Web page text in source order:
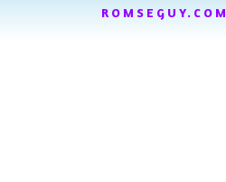
ROMSEGUY.COM